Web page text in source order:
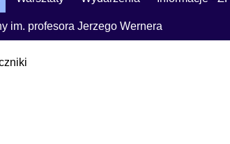
im. profesora Jerzego Wernera